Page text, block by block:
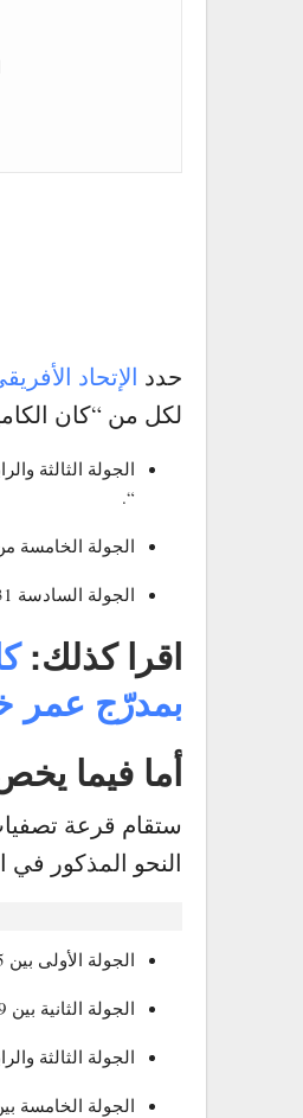
حدد الإتحاد
لكل من “كان
الجولة الثالثة والرابعة من 23 إلى
“.
الجولة الخامسة من 1 إلى 9 جوان 2020 أين تواجه الجزائر زامبيا في
الجولة السادسة 31 أوت إلى 8 سبتمبر 2020 الجزائر تواجه بوتسوانا في الجزائر.
اقرا كذلك:
بمدرّج عمر
أما فيما يخص
النحو المذكور في
الجولة الأولى بين 5 و 13 أكتوبر 2020
الجولة الثانية بين 9 و 17 نوفمبر 2020
الجولة الثالثة والرابعة يومي
الجولة الخامسة بين 30 أوت و7 سبتمبر